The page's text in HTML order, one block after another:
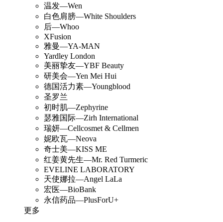
温发—Wen
白色肩膀—White Shoulders
后—Whoo
XFusion
雅曼—YA-MAN
Yardley London
美丽挚友—YBF Beauty
研美会—Yen Mei Hui
德国活力素—Youngblood
圣罗兰
初时肌—Zephyrine
瑟雅国际—Zirh International
瑞妍—Cellcosmet & Cellmen
妮欧瓦—Neova
奇士美—KISS ME
红姜黄先生—Mr. Red Turmeric
EVELINE LABORATORY
天使娜拉—Angel LaLa
宏医—BioBank
永信药品—PlusForU+
更多